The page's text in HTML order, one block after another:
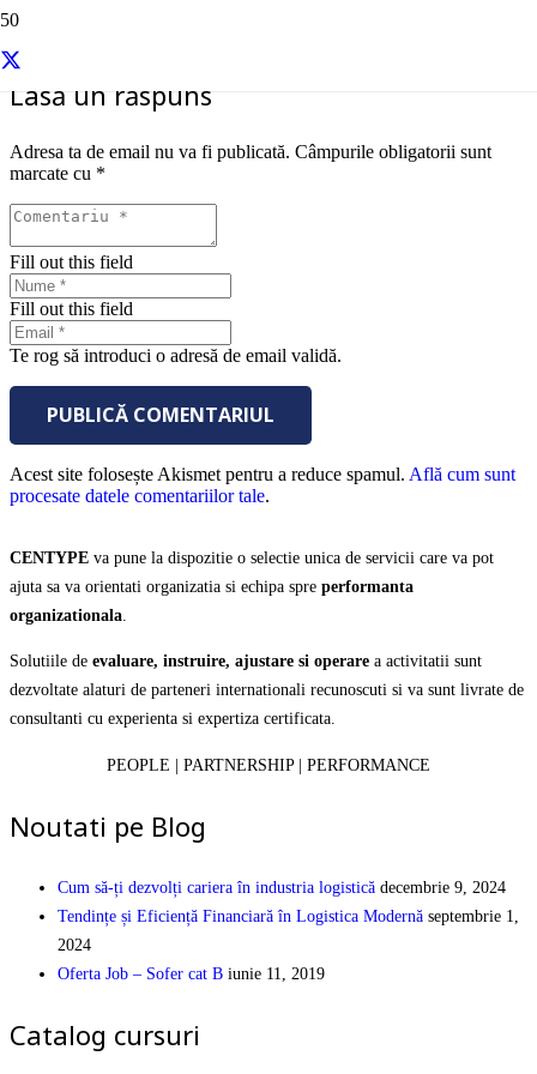
Lasă un răspuns
Adresa ta de email nu va fi publicată. Câmpurile obligatorii sunt
marcate cu *
Fill out this field
Fill out this field
Te rog să introduci o adresă de email validă.
PUBLICĂ COMENTARIUL
Acest site folosește Akismet pentru a reduce spamul. Află cum sunt
procesate datele comentariilor tale.
CENTYPE va pune la dispozitie o selectie unica de servicii care va pot
ajuta sa va orientati organizatia si echipa spre performanta
organizationala
Solutiile de evaluare, instruire, ajustare si operare a activitatii sunt
dezvoltate alaturi de parteneri internationali recunoscuti si va sunt livrate de
consultanti cu experienta si expertiza certificata.
PEOPLE | PARTNERSHIP | PERFORMANCE
Noutati pe Blog
Cum să-ți dezvolți cariera în industria logistică decembrie 9, 2024
Tendințe și Eficiență Financiară în Logistica Modernă septembrie 1,
2024
Oferta Job – Sofer cat B iunie 11, 2019
Catalog cursuri